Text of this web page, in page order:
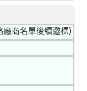
廠商名單後續邀標)